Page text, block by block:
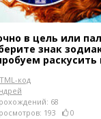
в цель или
знак
код
68
193
0